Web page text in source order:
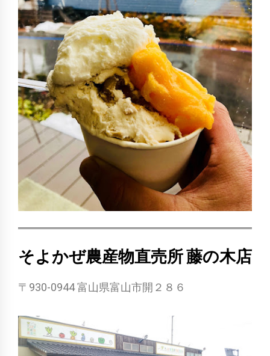
そよかぜ農産物直売所 藤の木店
〒930-0944 富山県富山市開２８６